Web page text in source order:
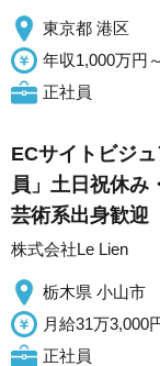
東京都 港区
年収1,000万円
正社員
ECサイトビジ
員」土日祝休み
芸術系出身歓迎
株式会社Le Lien
栃木県 小山市
月給31万3,000
正社員